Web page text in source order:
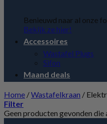
Benieuwd naar al onze
Bekijk ze hier!
Accessoires
Wastafel Plugs
Sifon
Maand deals
Home /Wastafelkraan /
Filter
Geen producten gevonden die